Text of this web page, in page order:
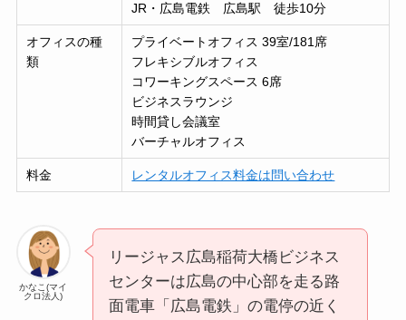
JR・広島電鉄 広島駅 徒歩10分
オフィスの種
類
プライベートオフィス 39室/181席
フレキシブルオフィス
コワーキングスペース 6席
ビジネスラウンジ
時間貸し会議室
バーチャルオフィス
料金 レンタルオフィス料金は問い合わせ
かなこ(マイ
クロ法人)
リージャス広島稲荷大橋ビジネス
センターは広島の中心部を走る路
面電車「広島電鉄」の電停の近く